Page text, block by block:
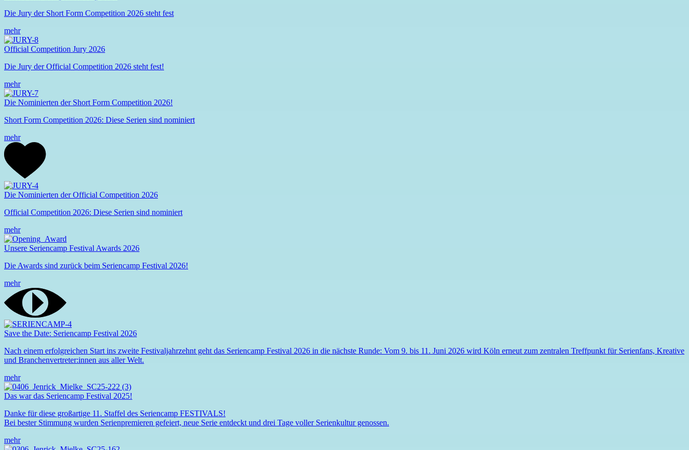
Die Jury der Short Form Competition 2026 steht fest
mehr
Official Competition Jury 2026
Die Jury der Official Competition 2026 steht fest!
mehr
Die Nominierten der Short Form Competition 2026!
Short Form Competition 2026: Diese Serien sind nominiert
mehr
Die Nominierten der Official Competition 2026
Official Competition 2026: Diese Serien sind nominiert
mehr
Unsere Seriencamp FestivalAwards 2026
Die Awards sind zurück beim Seriencamp Festival 2026!
mehr
Save the Date: Seriencamp Festival 2026
Nach einem erfolgreichen Start ins zweite Festivaljahrzehnt geht das Seriencamp Festival 2026 in die nächste Runde: Vom 9. bis 11. Juni 2026 wird Köln erneut zum zentralen Treffpunkt für Serienfans, Kreative
und Branchenvertreter:innen aus aller Welt.
mehr
Das war das Seriencamp Festival 2025!
Danke für diese großartige 11. Staffel des Seriencamp FESTIVALS!
Bei bester Stimmung wurden Serienpremieren gefeiert, neue Serie entdeckt und drei Tage voller Serienkultur genossen.
mehr